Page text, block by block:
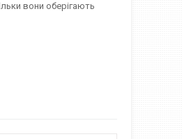
вони оберігають